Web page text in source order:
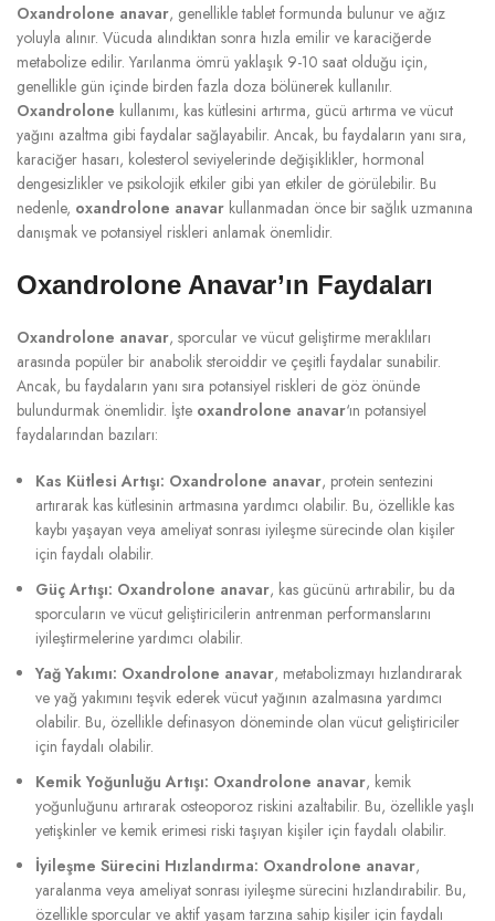
Oxandrolone anavar, genellikle tablet formunda bulunur ve ağız
yoluyla alınır. Vücuda alındıktan sonra hızla emilir ve karaciğerde
metabolize edilir. Yarılanma ömrü yaklaşık 9-10 saat olduğu için,
genellikle gün içinde birden fazla doza bölünerek kullanılır.
Oxandrolone kullanımı, kas kütlesini artırma, gücü artırma ve vücut
yağını azaltma gibi faydalar sağlayabilir. Ancak, bu faydaların yanı sıra,
karaciğer hasarı, kolesterol seviyelerinde değişiklikler, hormonal
dengesizlikler ve psikolojik etkiler gibi yan etkiler de görülebilir. Bu
nedenle, oxandrolone anavar kullanmadan önce bir sağlık uzmanına
danışmak ve potansiyel riskleri anlamak önemlidir.
Oxandrolone Anavar’ın Faydaları
Oxandrolone anavar, sporcular ve vücut geliştirme meraklıları
arasında popüler bir anabolik steroiddir ve çeşitli faydalar sunabilir.
Ancak, bu faydaların yanı sıra potansiyel riskleri de göz önünde
bulundurmak önemlidir. İşte oxandrolone anavar‘ın potansiyel
faydalarından bazıları:
Kas Kütlesi Artışı: Oxandrolone anavar, protein sentezini
artırarak kas kütlesinin artmasına yardımcı olabilir. Bu, özellikle kas
kaybı yaşayan veya ameliyat sonrası iyileşme sürecinde olan kişiler
için faydalı olabilir.
Güç Artışı: Oxandrolone anavar, kas gücünü artırabilir, bu da
sporcuların ve vücut geliştiricilerin antrenman performanslarını
iyileştirmelerine yardımcı olabilir.
Yağ Yakımı: Oxandrolone anavar, metabolizmayı hızlandırarak
ve yağ yakımını teşvik ederek vücut yağının azalmasına yardımcı
olabilir. Bu, özellikle definasyon döneminde olan vücut geliştiriciler
için faydalı olabilir.
Kemik Yoğunluğu Artışı: Oxandrolone anavar, kemik
yoğunluğunu artırarak osteoporoz riskini azaltabilir. Bu, özellikle yaşlı
yetişkinler ve kemik erimesi riski taşıyan kişiler için faydalı olabilir.
İyileşme Sürecini Hızlandırma: Oxandrolone anavar,
yaralanma veya ameliyat sonrası iyileşme sürecini hızlandırabilir. Bu,
özellikle sporcular ve aktif yaşam tarzına sahip kişiler için faydalı